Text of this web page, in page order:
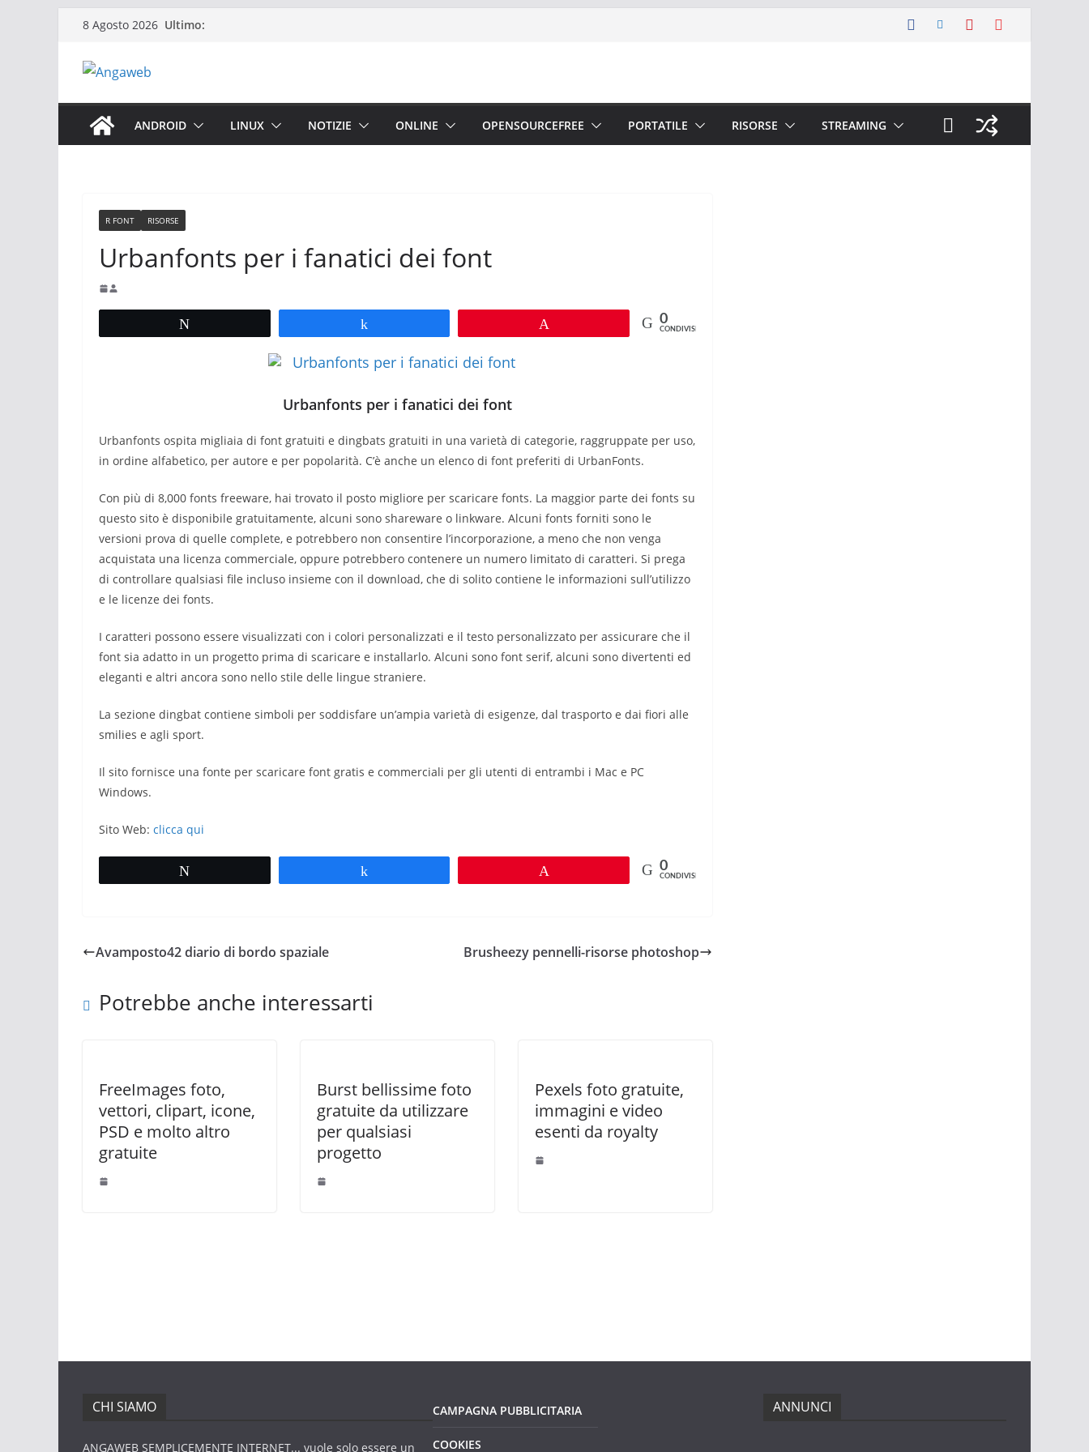
Salta
contenuto
8 Agosto 2026 Ultimo:
ANDROID LINUX NOTIZIE ONLINE OPENSOURCEFREE PORTATILE RISORSE STREAMING
R FONT RISORSE
Urbanfonts per i fanatici dei font
0
CONDIVISIONI
Urbanfonts per i fanatici dei font
Urbanfonts ospita migliaia di font gratuiti e dingbats gratuiti in una varietà di categorie, raggruppate per uso,
in ordine alfabetico, per autore e per popolarità. C’è anche un elenco di font preferiti di UrbanFonts.
Con più di 8,000 fonts freeware, hai trovato il posto migliore per scaricare fonts. La maggior parte dei fonts su
questo sito è disponibile gratuitamente, alcuni sono shareware o linkware. Alcuni fonts forniti sono le
versioni prova di quelle complete, e potrebbero non consentire l’incorporazione, a meno che non venga
acquistata una licenza commerciale, oppure potrebbero contenere un numero limitato di caratteri. Si prega
di controllare qualsiasi file incluso insieme con il download, che di solito contiene le informazioni sull’utilizzo
e le licenze dei fonts.
I caratteri possono essere visualizzati con i colori personalizzati e il testo personalizzato per assicurare che il
font sia adatto in un progetto prima di scaricare e installarlo. Alcuni sono font serif, alcuni sono divertenti ed
eleganti e altri ancora sono nello stile delle lingue straniere.
La sezione dingbat contiene simboli per soddisfare un’ampia varietà di esigenze, dal trasporto e dai fiori alle
smilies e agli sport.
Il sito fornisce una fonte per scaricare font gratis e commerciali per gli utenti di entrambi i Mac e PC
Windows.
Sito Web: clicca qui
0
CONDIVISIONI
Avamposto42 diario di bordo spaziale Brusheezy pennelli-risorse photoshop
Potrebbe anche interessarti
FreeImages foto,
vettori, clipart, icone,
PSD e molto altro
gratuite
Burst bellissime foto
gratuite da utilizzare
per qualsiasi
progetto
Pexels foto gratuite,
immagini e video
esenti da royalty
CHI SIAMO
ANGAWEB SEMPLICEMENTE INTERNET... vuole solo essere un
CAMPAGNA PUBBLICITARIA
COOKIES
ANNUNCI